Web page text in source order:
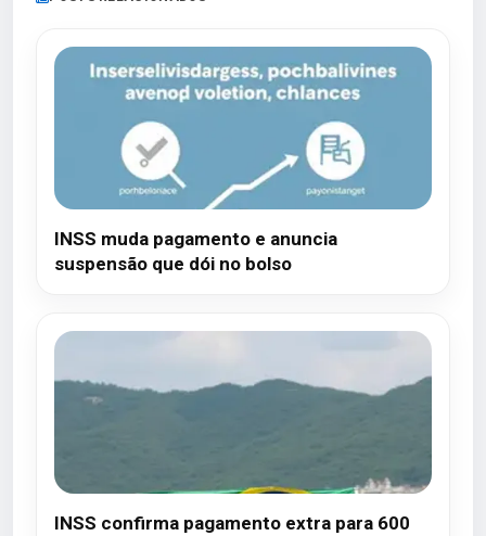
INSS muda pagamento e anuncia
suspensão que dói no bolso
INSS confirma pagamento extra para 600